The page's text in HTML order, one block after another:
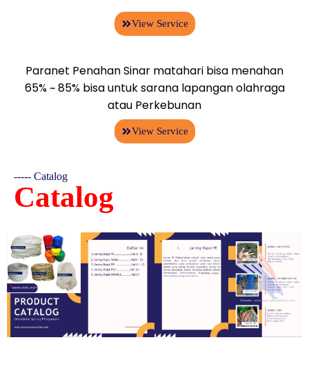
View Service
Paranet Penahan Sinar matahari bisa menahan
65% ~ 85% bisa untuk sarana lapangan olahraga
atau Perkebunan
View Service
----- Catalog
Catalog